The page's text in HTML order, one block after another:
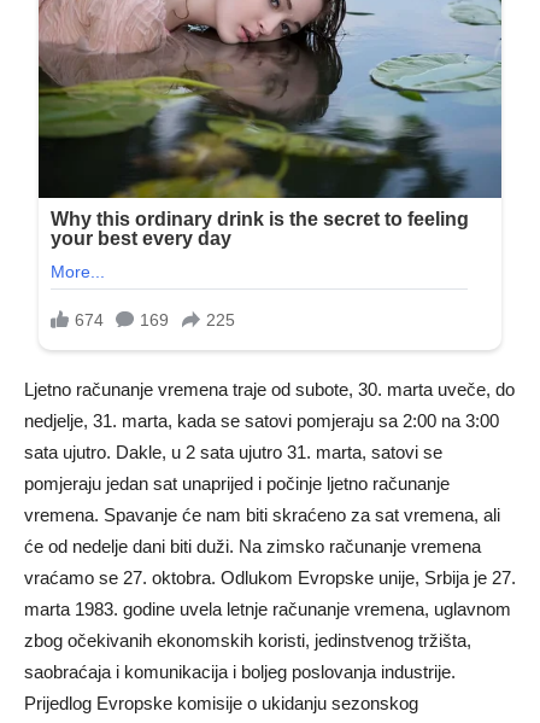
Ljetno računanje vremena traje od subote, 30. marta uveče, do
nedjelje, 31. marta, kada se satovi pomjeraju sa 2:00 na 3:00
sata ujutro. Dakle, u 2 sata ujutro 31. marta, satovi se
pomjeraju jedan sat unaprijed i počinje ljetno računanje
vremena. Spavanje će nam biti skraćeno za sat vremena, ali
će od nedelje dani biti duži. Na zimsko računanje vremena
vraćamo se 27. oktobra. Odlukom Evropske unije, Srbija je 27.
marta 1983. godine uvela letnje računanje vremena, uglavnom
zbog očekivanih ekonomskih koristi, jedinstvenog tržišta,
saobraćaja i komunikacija i boljeg poslovanja industrije.
Prijedlog Evropske komisije o ukidanju sezonskog